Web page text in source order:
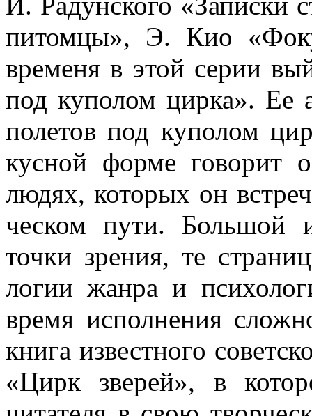
пи­томцы», Э. Кио
временя в этой серии
под куполом цирка». Ее
полетов под купо­лом
кусной форме говорит
людях, которых он
ческом пути. Большой
точки зрения, те
логии жанра и
время исполнения
книга извест­ного
«Цирк зверей», в